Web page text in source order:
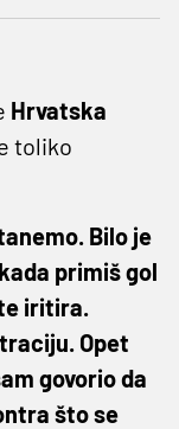
Hrvatska
toliko
Bilo je
primiš gol
iritira.
Opet
govorio da
što se